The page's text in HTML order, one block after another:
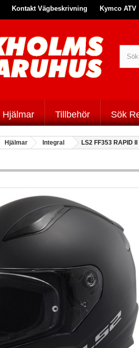
Kontakt Vägbeskrivning Kymco ATV
Hjälmar Tillbehör Sök
Hjälmar Integral LS2 FF353 RAPID